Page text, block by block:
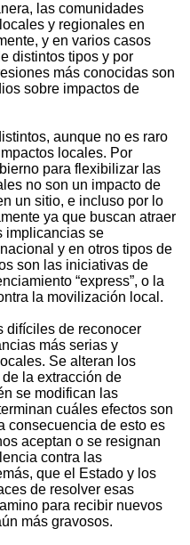
las comunidades
y regionales en
y en varios casos
distintos tipos y por
más conocidas son
sobre impactos de
aunque no es raro
locales. Por
para flexibilizar las
no son un impacto de
un sitio, e incluso por lo
ya que buscan atraer
implicancias se
y en otros tipos de
son las iniciativas de
“express”, o la
la movilización local.
difíciles de reconocer
más serias y
Se alteran los
la extracción de
se modifican las
cuáles efectos son
consecuencia de esto es
aceptan o se resignan
contra las
que el Estado y los
de resolver esas
para recibir nuevos
más gravosos.